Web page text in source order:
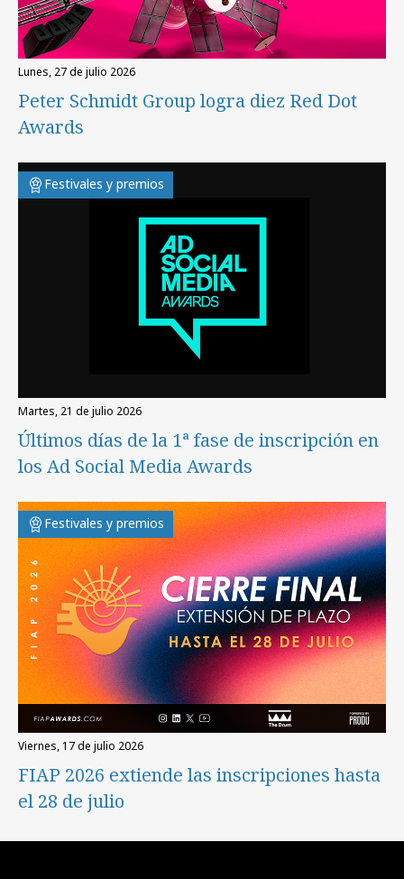
lunes, 27 de julio 2026
Peter Schmidt Group logra diez Red Dot
Awards
Festivales y premios
martes, 21 de julio 2026
Últimos días de la 1ª fase de inscripción en
los Ad Social Media Awards
Festivales y premios
viernes, 17 de julio 2026
FIAP 2026 extiende las inscripciones hasta
el 28 de julio